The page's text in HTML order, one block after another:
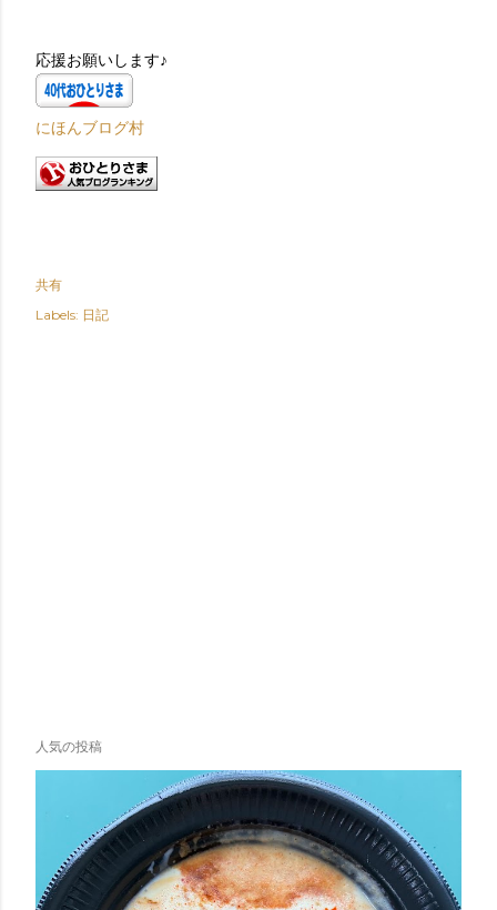
応援お願いします♪
にほんブログ村
共有
Labels: 日記
人気の投稿